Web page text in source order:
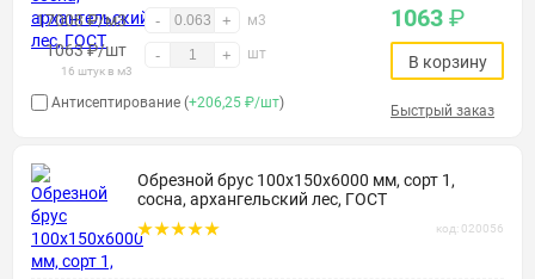
17008 ₽/м3 - + м3
1063₽/шт
16 штук в м3
- + шт
1063 ₽
Антисептирование (+206,25 ₽/шт)
В корзину
Быстрый заказ
Обрезной брус 100х150х6000 мм, сорт 1,
сосна, архангельский лес, ГОСТ
код: 020056